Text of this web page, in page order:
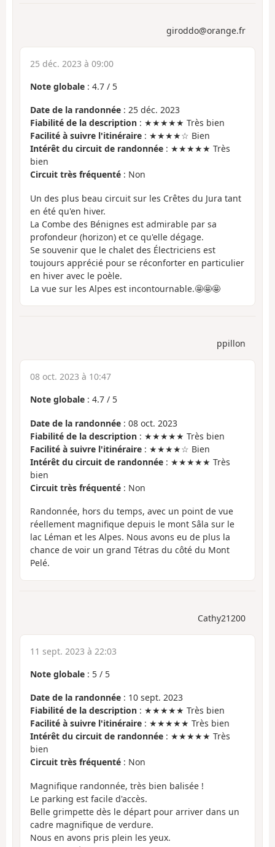
giroddo@orange.fr
25 déc. 2023 à 09:00
Note globale : 4.7 / 5
Date de la randonnée : 25 déc. 2023
Fiabilité de la description : ★★★★★ Très bien
Facilité à suivre l'itinéraire : ★★★★☆ Bien
Intérêt du circuit de randonnée : ★★★★★ Très
bien
Circuit très fréquenté : Non
Un des plus beau circuit sur les Crêtes du Jura tant
en été qu'en hiver.
La Combe des Bénignes est admirable par sa
profondeur (horizon) et ce qu'elle dégage.
Se souvenir que le chalet des Électriciens est
toujours apprécié pour se réconforter en particulier
en hiver avec le poèle.
La vue sur les Alpes est incontournable.🤩🤩🤩
ppillon
08 oct. 2023 à 10:47
Note globale : 4.7 / 5
Date de la randonnée : 08 oct. 2023
Fiabilité de la description : ★★★★★ Très bien
Facilité à suivre l'itinéraire : ★★★★☆ Bien
Intérêt du circuit de randonnée : ★★★★★ Très
bien
Circuit très fréquenté : Non
Randonnée, hors du temps, avec un point de vue
réellement magnifique depuis le mont Sâla sur le
lac Léman et les Alpes. Nous avons eu de plus la
chance de voir un grand Tétras du côté du Mont
Pelé.
Cathy21200
11 sept. 2023 à 22:03
Note globale : 5 / 5
Date de la randonnée : 10 sept. 2023
Fiabilité de la description : ★★★★★ Très bien
Facilité à suivre l'itinéraire : ★★★★★ Très bien
Intérêt du circuit de randonnée : ★★★★★ Très
bien
Circuit très fréquenté : Non
Magnifique randonnée, très bien balisée !
Le parking est facile d'accès.
Belle grimpette dès le départ pour arriver dans un
cadre magnifique de verdure.
Nous en avons pris plein les yeux.